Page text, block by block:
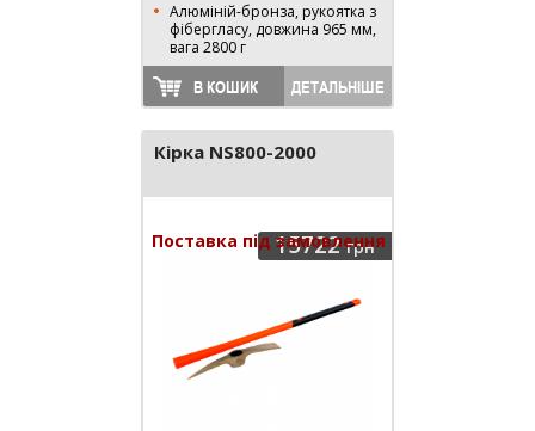
Алюміній-бронза, рукоятка з
фібергласу, довжина 965 мм,
вага 2800 г
В КОШИК ДЕТАЛЬНІШЕ
Кірка NS800-2000
15722грн
Поставка під замовлення